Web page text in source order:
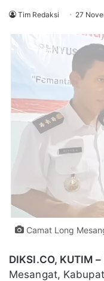
Tim Redaksi 27
Camat Long
DIKSI.CO, KUTIM –
Mesangat,